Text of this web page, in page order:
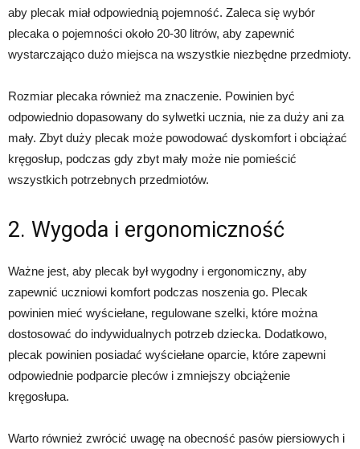
aby plecak miał odpowiednią pojemność. Zaleca się wybór
plecaka o pojemności około 20-30 litrów, aby zapewnić
wystarczająco dużo miejsca na wszystkie niezbędne przedmioty.
Rozmiar plecaka również ma znaczenie. Powinien być
odpowiednio dopasowany do sylwetki ucznia, nie za duży ani za
mały. Zbyt duży plecak może powodować dyskomfort i obciążać
kręgosłup, podczas gdy zbyt mały może nie pomieścić
wszystkich potrzebnych przedmiotów.
2. Wygoda i ergonomiczność
Ważne jest, aby plecak był wygodny i ergonomiczny, aby
zapewnić uczniowi komfort podczas noszenia go. Plecak
powinien mieć wyściełane, regulowane szelki, które można
dostosować do indywidualnych potrzeb dziecka. Dodatkowo,
plecak powinien posiadać wyściełane oparcie, które zapewni
odpowiednie podparcie pleców i zmniejszy obciążenie
kręgosłupa.
Warto również zwrócić uwagę na obecność pasów piersiowych i